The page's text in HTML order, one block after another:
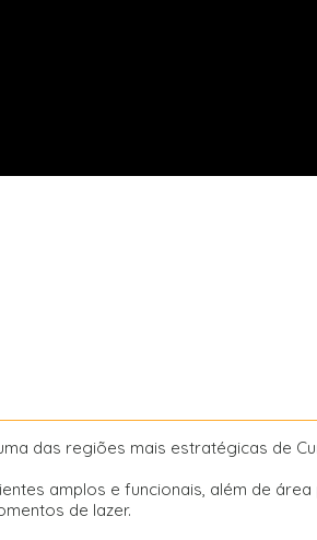
das regiões mais estratégicas de
amplos e funcionais, além de
de lazer.